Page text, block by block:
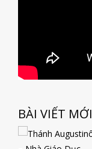
BÀI VIẾT MỚI